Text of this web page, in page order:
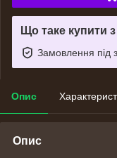
Що таке купити
Замовлення під
Опис
Опис